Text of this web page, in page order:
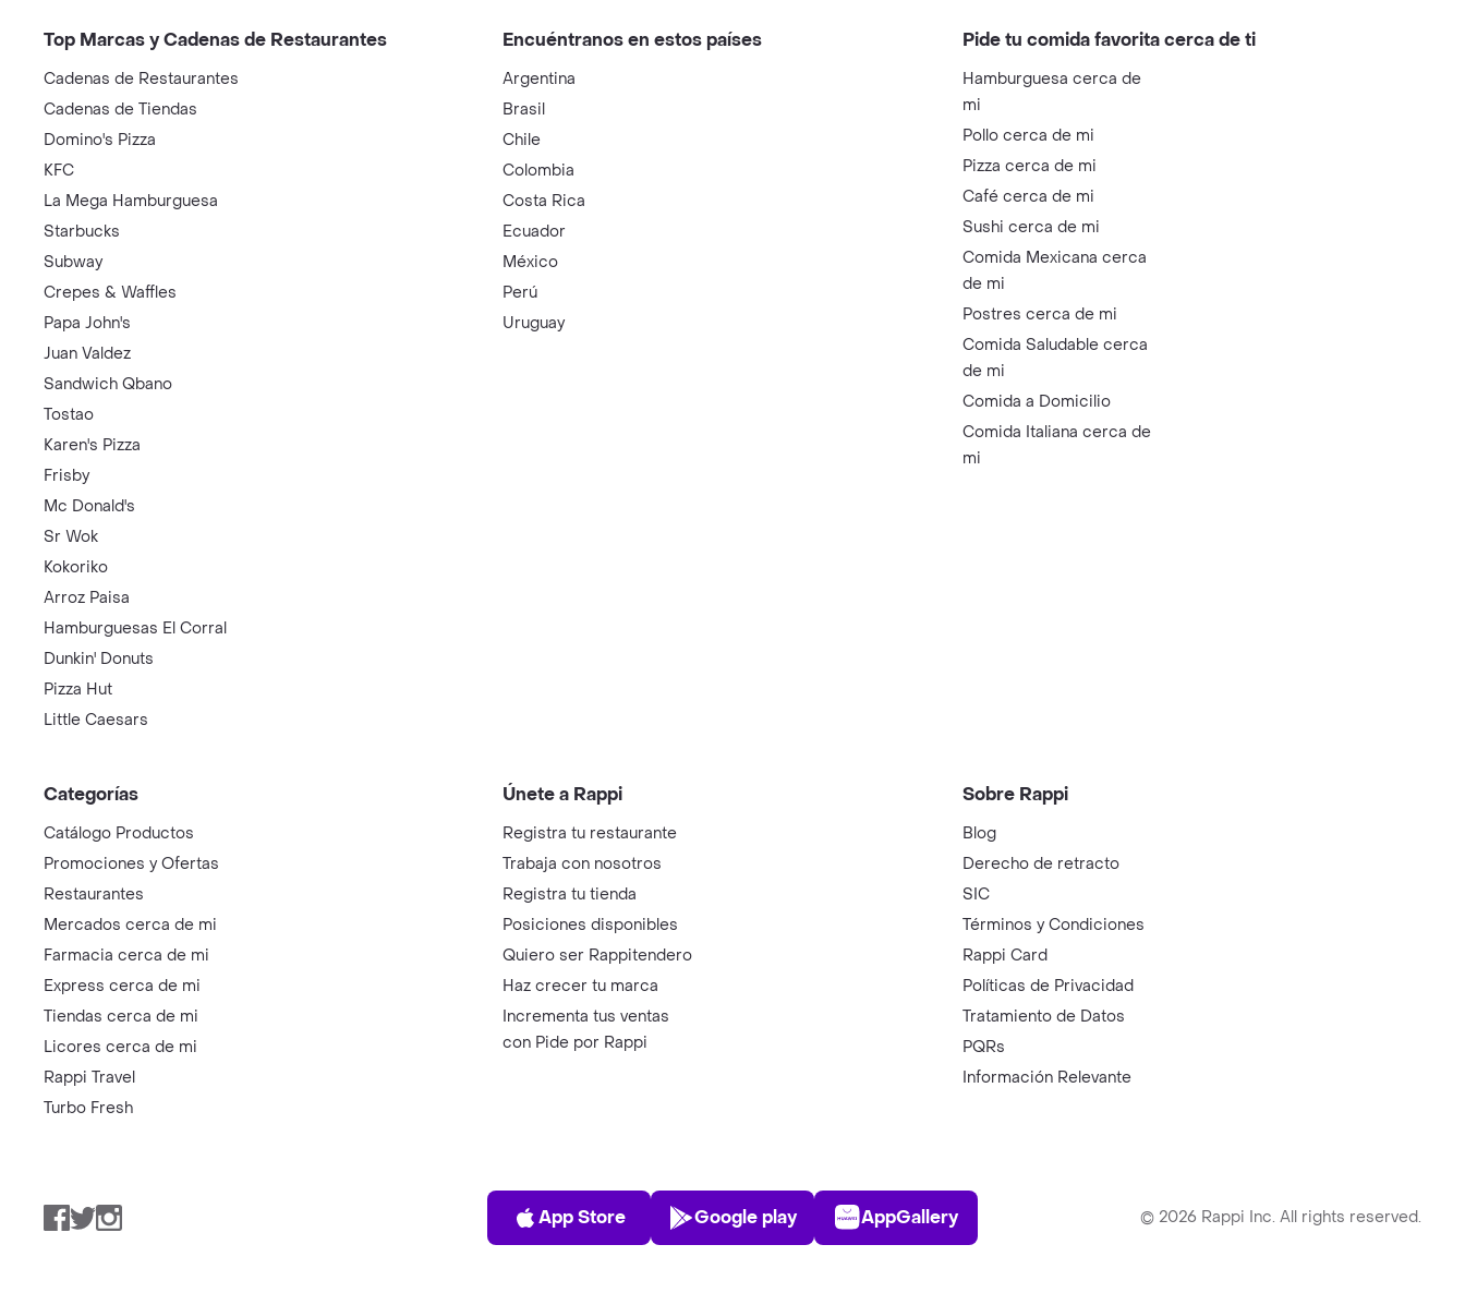
Top Marcas y Cadenas de Restaurantes
Cadenas de Restaurantes
Cadenas de Tiendas
Domino's Pizza
KFC
La Mega Hamburguesa
Starbucks
Subway
Crepes & Waffles
Papa John's
Juan Valdez
Sandwich Qbano
Tostao
Karen's Pizza
Frisby
Mc Donald's
Sr Wok
Kokoriko
Arroz Paisa
Hamburguesas El Corral
Dunkin' Donuts
Pizza Hut
Little Caesars
Encuéntranos en estos países
Argentina
Brasil
Chile
Colombia
Costa Rica
Ecuador
México
Perú
Uruguay
Pide tu comida favorita cerca de ti
Hamburguesa cerca de
mi
Pollo cerca de mi
Pizza cerca de mi
Café cerca de mi
Sushi cerca de mi
Comida Mexicana cerca
de mi
Postres cerca de mi
Comida Saludable cerca
de mi
Comida a Domicilio
Comida Italiana cerca de
mi
Categorías
Catálogo Productos
Promociones y Ofertas
Restaurantes
Mercados cerca de mi
Farmacia cerca de mi
Express cerca de mi
Tiendas cerca de mi
Licores cerca de mi
Rappi Travel
Turbo Fresh
Únete a Rappi
Registra tu restaurante
Trabaja con nosotros
Registra tu tienda
Posiciones disponibles
Quiero ser Rappitendero
Haz crecer tu marca
Incrementa tus ventas
con Pide por Rappi
Sobre Rappi
Blog
Derecho de retracto
SIC
Términos y Condiciones
Rappi Card
Políticas de Privacidad
Tratamiento de Datos
PQRs
Información Relevante
Facebook
TwitterInstagram
App Store
App Store
Play Store
Google play
AppGallery
AppGallery © 2026 Rappi Inc. All rights reserved.